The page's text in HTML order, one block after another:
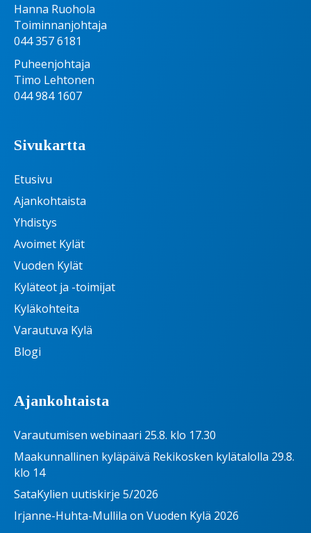
Hanna Ruohola
Toiminnanjohtaja
044 357 6181
Puheenjohtaja
Timo Lehtonen
044 984 1607
Sivukartta
Etusivu
Ajankohtaista
Yhdistys
Avoimet Kylät
Vuoden Kylät
Kyläteot ja -toimijat
Kyläkohteita
Varautuva Kylä
Blogi
Ajankohtaista
Varautumisen webinaari 25.8. klo 17.30
Maakunnallinen kyläpäivä Rekikosken kylätalolla 29.8.
klo 14
SataKylien uutiskirje 5/2026
Irjanne-Huhta-Mullila on Vuoden Kylä 2026